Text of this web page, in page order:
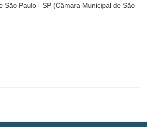
São Paulo - SP (Câmara Municipal de São